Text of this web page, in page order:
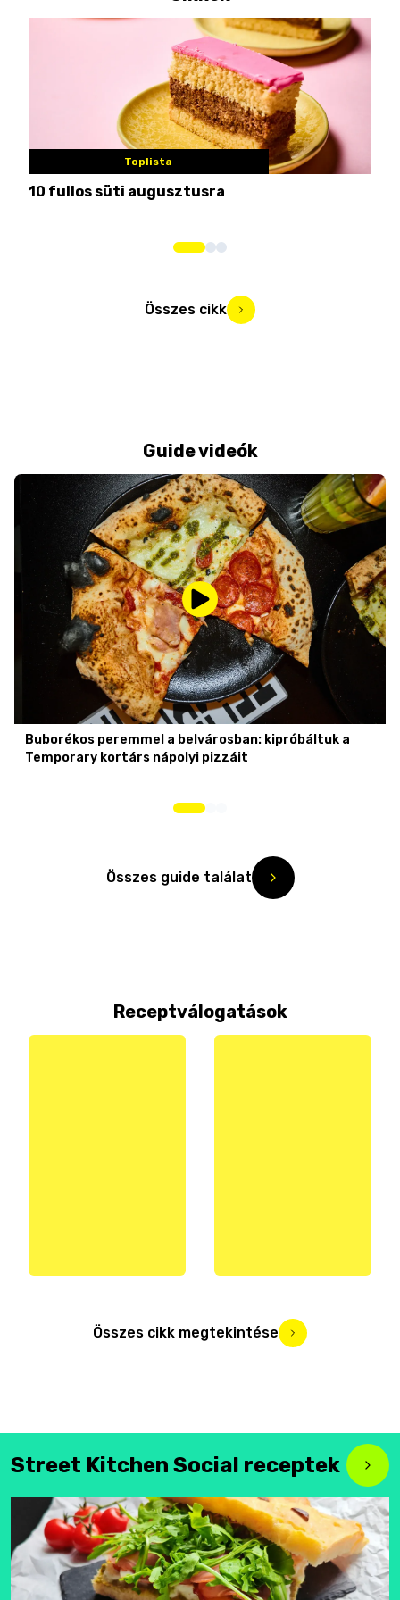
Toplista
10 fullos süti augusztusra
Összes cikk
Guide videók
Buborékos peremmel a belvárosban: kipróbáltuk a
Temporary kortárs nápolyi pizzáit
Összes guide találat
Receptválogatások
Összes cikk megtekintése
Street Kitchen Social receptek